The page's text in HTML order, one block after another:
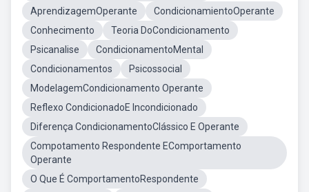
AprendizagemOperante
CondicionamientoOperante
Conhecimento
Teoria DoCondicionamento
Psicanalise
CondicionamentoMental
Condicionamentos
Psicossocial
ModelagemCondicionamento Operante
Reflexo CondicionadoE Incondicionado
Diferença CondicionamentoClássico E Operante
Compotamento Respondente EComportamento
Operante
O Que É ComportamentoRespondente